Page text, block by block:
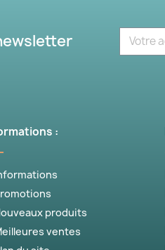
:
produits
ventes